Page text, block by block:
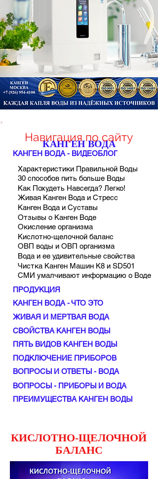
КАНГЕН ВОДА
Навигация по сайту
КАНГЕН ВОДА - ВИДЕОБЛОГ
Характеристики Правильной Воды
30 способов пить больше Воды
Как Похудеть Навсегда? Легко!
Живая Канген Вода и Стресс
Канген Вода и Суставы
Отзывы о Канген Воде
Окисление организма
Кислотно-щелочной баланс
ОВП воды и ОВП организма
Вода и ее удивительные свойства
Чистка Канген Машин К8 и SD501
СМИ умалчивают информацию о Воде
ПРОДУКЦИЯ
КАНГЕН ВОДА - ЧТО ЭТО
ЖИВАЯ И МЕРТВАЯ ВОДА
СВОЙСТВА КАНГЕН ВОДЫ
ПЯТЬ ВИДОВ КАНГЕН ВОДЫ
ВОПРОСЫ И ОТВЕТЫ - ВОДА
ПОДКЛЮЧЕНИЕ ПРИБОРОВ
ВОПРОСЫ - ПРИБОРЫ И ВОДА
ПРЕИМУЩЕСТВА КАНГЕН ВОДЫ
КИСЛОТНО-ЩЕЛОЧНОЙ
БАЛАНС